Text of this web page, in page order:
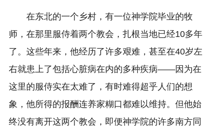
在东北的一个乡村，有一位神学院毕业的牧
师，在那里服侍着两个教会，扎根当地已经10多年
了。这些年来，他经历了许多艰难，甚至在40岁左
右就患上了包括心脏病在内的多种疾病——因为在
这里的服侍实在太难了，有时难得超乎人们的想
象，他所得的报酬连养家糊口都难以维持。但他始
终没有离开这两个教会，即便神学院的许多南方同